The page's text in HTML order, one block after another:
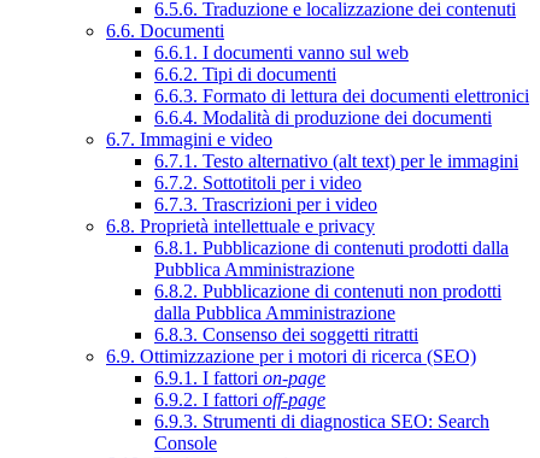
6.5.6. Traduzione e localizzazione dei contenuti
6.6. Documenti
6.6.1. I documenti vanno sul web
6.6.2. Tipi di documenti
6.6.3. Formato di lettura dei documenti elettronici
6.6.4. Modalità di produzione dei documenti
6.7. Immagini e video
6.7.1. Testo alternativo (alt text) per le immagini
6.7.2. Sottotitoli per i video
6.7.3. Trascrizioni per i video
6.8. Proprietà intellettuale e privacy
6.8.1. Pubblicazione di contenuti prodotti dalla
Pubblica Amministrazione
6.8.2. Pubblicazione di contenuti non prodotti
dalla Pubblica Amministrazione
6.8.3. Consenso dei soggetti ritratti
6.9. Ottimizzazione per i motori di ricerca (SEO)
6.9.1. I fattori on-page
6.9.2. I fattori off-page
6.9.3. Strumenti di diagnostica SEO: Search
Console